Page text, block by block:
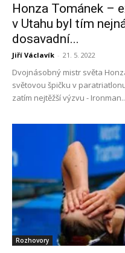
Honza Tománek –
v Utahu byl tím
dosavadní...
Jiří Václavík - 21. 5. 2022
Dvojnásobný mistr světa
světovou špičku v
zatím nejtěžší výzvu -
Rozhovory